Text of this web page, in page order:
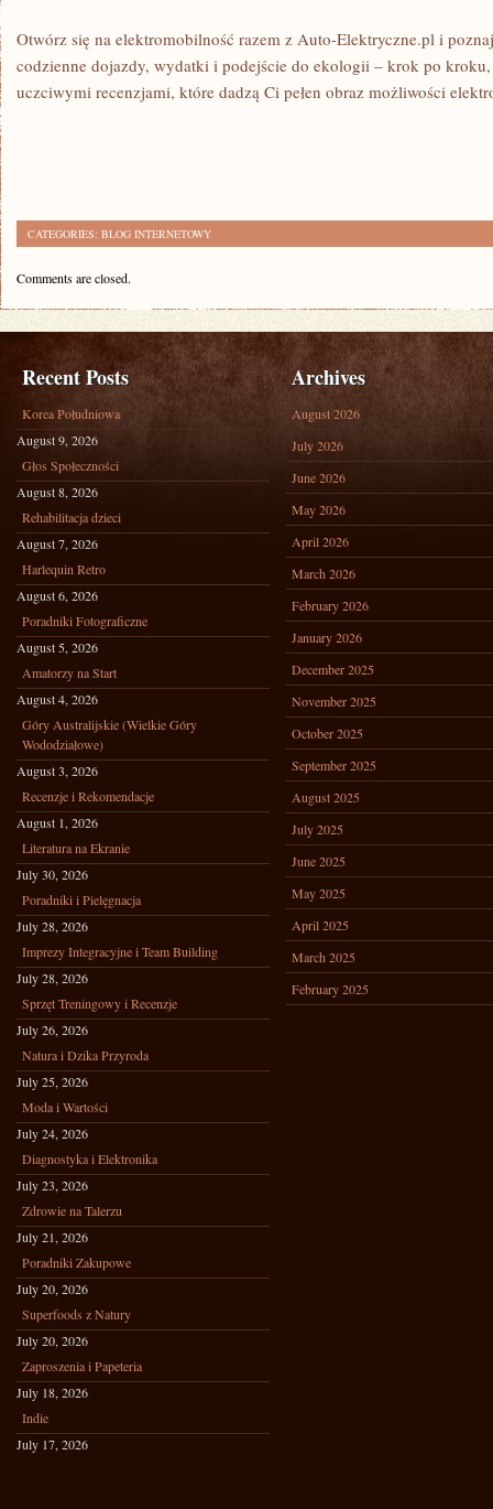
Otwórz się na elektromobilność razem z Auto-Elektryczne.pl i
codzienne dojazdy, wydatki i podejście do ekologii – krok po
uczciwymi recenzjami, które dadzą Ci pełen obraz możliwości
CATEGORIES: BLOG INTERNETOWY
Comments are closed.
Recent Posts
Korea Południowa
August 9, 2026
Głos Społeczności
August 8, 2026
Rehabilitacja dzieci
August 7, 2026
Harlequin Retro
August 6, 2026
Poradniki Fotograficzne
August 5, 2026
Amatorzy na Start
August 4, 2026
Góry Australijskie (Wielkie Góry
Wododziałowe)
August 3, 2026
Recenzje i Rekomendacje
August 1, 2026
Literatura na Ekranie
July 30, 2026
Poradniki i Pielęgnacja
July 28, 2026
Imprezy Integracyjne i Team Building
July 28, 2026
Sprzęt Treningowy i Recenzje
July 26, 2026
Natura i Dzika Przyroda
July 25, 2026
Moda i Wartości
July 24, 2026
Diagnostyka i Elektronika
July 23, 2026
Zdrowie na Talerzu
July 21, 2026
Poradniki Zakupowe
July 20, 2026
Superfoods z Natury
July 20, 2026
Zaproszenia i Papeteria
July 18, 2026
Indie
July 17, 2026
Archives
August 2026
July 2026
June 2026
May 2026
April 2026
March 2026
February 2026
January 2026
December 2025
November 2025
October 2025
September 2025
August 2025
July 2025
June 2025
May 2025
April 2025
March 2025
February 2025